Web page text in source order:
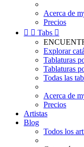
Acerca de
Precios
  Tabs 
Explorar
Tablaturas
Tablaturas
Todas las
Acerca de
Precios
Artistas
Blog
Todos los